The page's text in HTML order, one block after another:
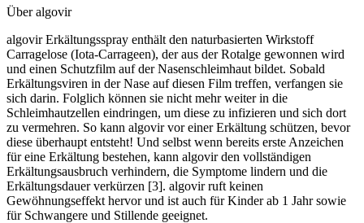
Über algovir
algovir Erkältungsspray enthält den naturbasierten Wirkstoff
Carragelose (Iota-Carrageen), der aus der Rotalge gewonnen wird
und einen Schutzfilm auf der Nasenschleimhaut bildet. Sobald
Erkältungsviren in der Nase auf diesen Film treffen, verfangen sie
sich darin. Folglich können sie nicht mehr weiter in die
Schleimhautzellen eindringen, um diese zu infizieren und sich dort
zu vermehren. So kann algovir vor einer Erkältung schützen, bevor
diese überhaupt entsteht! Und selbst wenn bereits erste Anzeichen
für eine Erkältung bestehen, kann algovir den vollständigen
Erkältungsausbruch verhindern, die Symptome lindern und die
Erkältungsdauer verkürzen [3]. algovir ruft keinen
Gewöhnungseffekt hervor und ist auch für Kinder ab 1 Jahr sowie
für Schwangere und Stillende geeignet.